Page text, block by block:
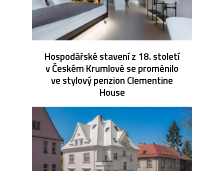
Hospodářské stavení z 18. století
v Českém Krumlově se proměnilo
ve stylový penzion Clementine
House